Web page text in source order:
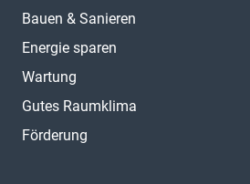
Bauen & Sanieren
Energie sparen
Wartung
Gutes Raumklima
Förderung